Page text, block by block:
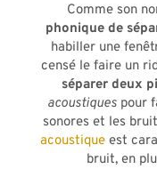
Comme son
phonique de
habiller une
censé le faire un
séparer deux
acoustiquespour
sonores et les
acoustiqueest
bruit, en